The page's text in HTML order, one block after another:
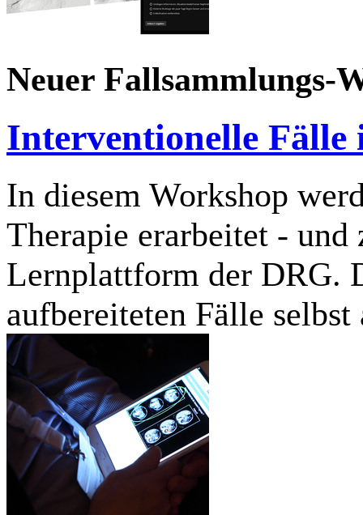
Neuer Fallsammlungs-
Interventionelle
In diesem Workshop
Therapie erarbeitet -
Lernplattform der DRG.
aufbereiteten Fälle